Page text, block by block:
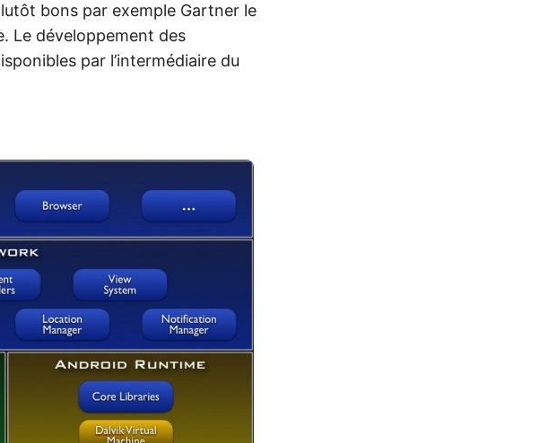
bons par exemple Gartner le
Le développement des
par l’intermédiaire du